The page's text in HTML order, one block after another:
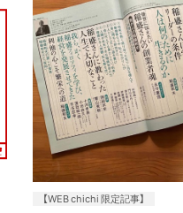
【WEB chichi 限定記事】